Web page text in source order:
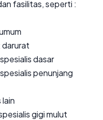
fasilitas, seperti :
darurat
dasar
penunjang
gigi mulut